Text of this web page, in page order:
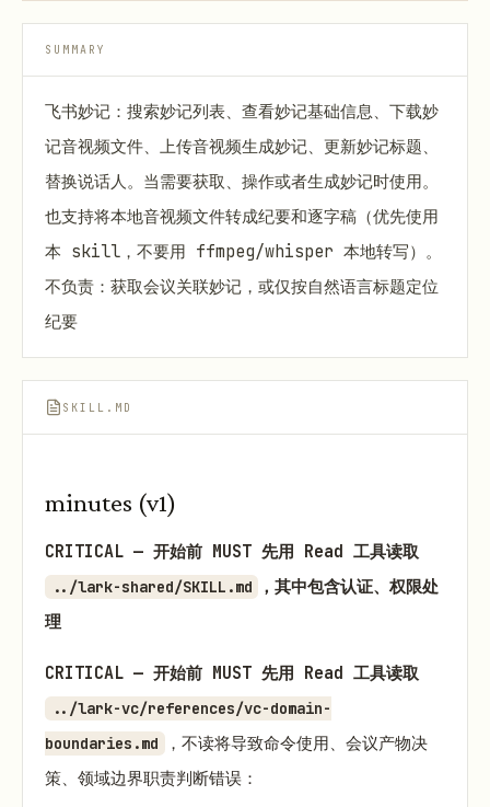
SUMMARY
飞书妙记：搜索妙记列表、查看妙记基础信息、下载妙
记音视频文件、上传音视频生成妙记、更新妙记标题、
替换说话人。当需要获取、操作或者生成妙记时使用。
也支持将本地音视频文件转成纪要和逐字稿（优先使用
本 skill，不要用 ffmpeg/whisper 本地转写）。
不负责：获取会议关联妙记，或仅按自然语言标题定位
纪要
SKILL.MD
minutes (v1)
CRITICAL — 开始前 MUST 先用 Read 工具读取
../lark-shared/SKILL.md
，其中包含认证、权限处
理
CRITICAL — 开始前 MUST 先用 Read 工具读取
../lark-vc/references/vc-domain-
boundaries.md
，不读将导致命令使用、会议产物决
策、领域边界职责判断错误：